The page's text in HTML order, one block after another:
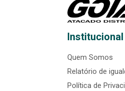
Institucional
Quem Somos
Relatório de
Política de